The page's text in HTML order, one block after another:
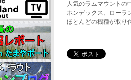
人気のラムマウントの
ホンデックス、ローラ
ほとんどの機種が取り